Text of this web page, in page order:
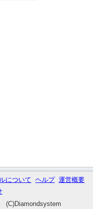
について ヘルプ 運営概要
(C)Diamondsystem